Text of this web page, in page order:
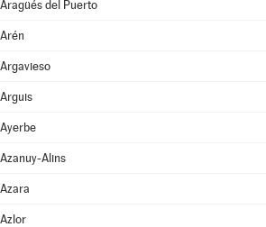
Aragüés del Puerto
Arén
Argavieso
Arguis
Ayerbe
Azanuy-Alins
Azara
Azlor